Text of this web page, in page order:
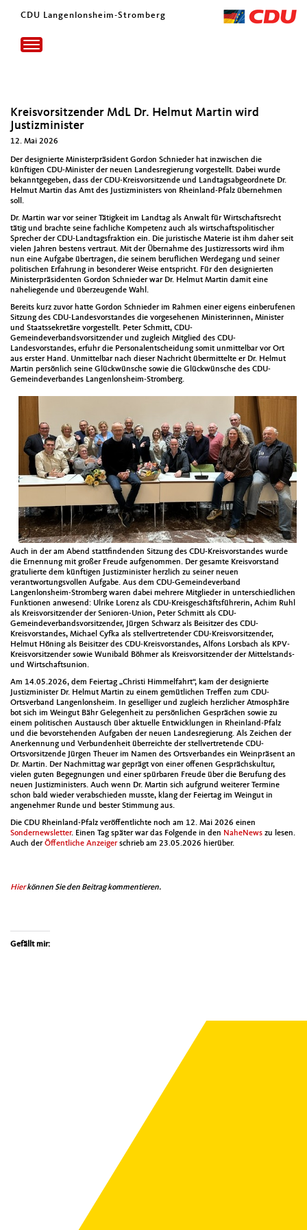
CDU Langenlonsheim-Stromberg
Toggle
navigation
Kreisvorsitzender MdL Dr. Helmut Martin wird
Justizminister
12. Mai 2026
Der desig­nierte Min­is­ter­präsi­dent Gor­don Schnieder hat inzwis­chen die
kün­fti­gen CDU-Min­is­ter der neuen Lan­desregierung vorgestellt. Dabei wurde
bekan­nt­gegeben, dass der CDU-Kreisvor­sitzende und Land­tagsab­ge­ord­nete Dr.
Hel­mut Mar­tin das Amt des Jus­tizmin­is­ters von Rhein­land-Pfalz übernehmen
soll.
Dr. Mar­tin war vor sein­er Tätigkeit im Land­tag als Anwalt für Wirtschaft­srecht
tätig und brachte seine fach­liche Kom­pe­tenz auch als wirtschaft­spoli­tis­ch­er
Sprech­er der CDU-Land­tags­frak­tion ein. Die juris­tis­che Materie ist ihm daher seit
vie­len Jahren bestens ver­traut. Mit der Über­nahme des Jus­tizres­sorts wird ihm
nun eine Auf­gabe über­tra­gen, die seinem beru­flichen Werde­gang und sein­er
poli­tis­chen Erfahrung in beson­der­er Weise entspricht. Für den desig­nierten
Min­is­ter­präsi­den­ten Gor­don Schnieder war Dr. Hel­mut Mar­tin damit eine
nahe­liegende und überzeu­gende Wahl.
Bere­its kurz zuvor hat­te Gor­don Schnieder im Rah­men ein­er eigens ein­berufe­nen
Sitzung des CDU-Lan­desvor­standes die vorge­se­henen Min­is­terin­nen, Min­is­ter
und Staatssekretäre vorgestellt. Peter Schmitt, CDU-
Gemein­de­ver­bandsvor­sitzen­der und zugle­ich Mit­glied des CDU-
Lan­desvor­standes, erfuhr die Per­son­alentschei­dung somit unmit­tel­bar vor Ort
aus erster Hand. Unmit­tel­bar nach dieser Nachricht über­mit­telte er Dr. Hel­mut
Mar­tin per­sön­lich seine Glück­wün­sche sowie die Glück­wün­sche des CDU-
Gemein­de­ver­ban­des Lan­gen­lon­sheim-Stromberg.
Auch in der am Abend stat­tfind­en­den Sitzung des CDU-Kreisvor­standes wurde
die Ernen­nung mit großer Freude aufgenom­men. Der gesamte Kreisvor­stand
grat­ulierte dem kün­fti­gen Jus­tizmin­is­ter her­zlich zu sein­er neuen
ver­ant­wor­tungsvollen Auf­gabe. Aus dem CDU-Gemein­de­ver­band
Lan­gen­lon­sheim-Stromberg waren dabei mehrere Mit­glieder in unter­schiedlichen
Funk­tio­nen anwe­send: Ulrike Lorenz als CDU-Kreis­geschäfts­führerin, Achim Ruhl
als Kreisvor­sitzen­der der Senioren-Union, Peter Schmitt als CDU-
Gemein­de­ver­bandsvor­sitzen­der, Jür­gen Schwarz als Beisitzer des CDU-
Kreisvor­standes, Michael Cyf­ka als stel­lvertre­tender CDU-Kreisvor­sitzen­der,
Hel­mut Hön­ing als Beisitzer des CDU-Kreisvor­standes, Alfons Lors­bach als KPV-
Kreisvor­sitzen­der sowie Wuni­bald Böh­mer als Kreisvor­sitzen­der der Mit­tel­stands-
und Wirtschaft­sunion.
Am 14.05.2026, dem Feiertag „Christi Him­melfahrt“, kam der desig­nierte
Jus­tizmin­is­ter Dr. Hel­mut Mar­tin zu einem gemütlichen Tre­f­fen zum CDU-
Ortsver­band Lan­gen­lon­sheim. In gesel­liger und zugle­ich her­zlich­er Atmo­sphäre
bot sich im Weingut Bähr Gele­gen­heit zu per­sön­lichen Gesprächen sowie zu
einem poli­tis­chen Aus­tausch über aktuelle Entwick­lun­gen in Rhein­land-Pfalz
und die bevorste­hen­den Auf­gaben der neuen Lan­desregierung. Als Zeichen der
Anerken­nung und Ver­bun­den­heit über­re­ichte der stel­lvertre­tende CDU-
Ortsvor­sitzende Jür­gen Theuer im Namen des Ortsver­ban­des ein Wein­präsent an
Dr. Mar­tin. Der Nach­mit­tag war geprägt von ein­er offe­nen Gespräch­skul­tur,
vie­len guten Begeg­nun­gen und ein­er spür­baren Freude über die Beru­fung des
neuen Jus­tizmin­is­ters. Auch wenn Dr. Mar­tin sich auf­grund weit­er­er Ter­mine
schon bald wieder ver­ab­schieden musste, klang der Feiertag im Weingut in
angenehmer Runde und bester Stim­mung aus.
Die CDU Rhein­land-Pfalz veröf­fentlichte noch am 12. Mai 2026 einen
Son­dernewslet­ter. Einen Tag später war das Fol­gende in den Nahe­News zu lesen.
Auch derÖffentliche Anzeigerschrieb am 23.05.2026 hierüber.
Hierkön­nen Sie den Beitrag kom­men­tieren.
Gefällt mir: